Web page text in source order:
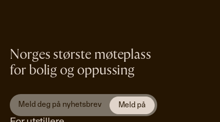
Norges største møteplass
for bolig og oppussing